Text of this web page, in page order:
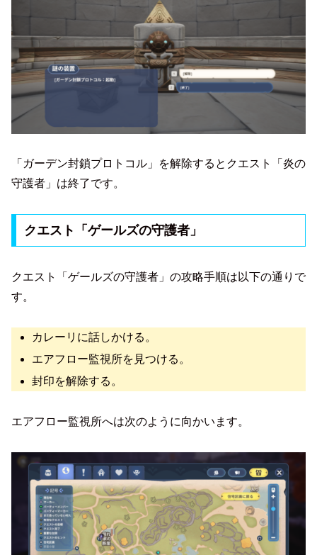
「ガーデン封鎖プロトコル」を解除するとクエスト「炎の
守護者」は終了です。
クエスト「ゲールズの守護者」
クエスト「ゲールズの守護者」の攻略手順は以下の通りで
す。
カレーリに話しかける。
エアフロー監視所を見つける。
封印を解除する。
エアフロー監視所へは次のように向かいます。